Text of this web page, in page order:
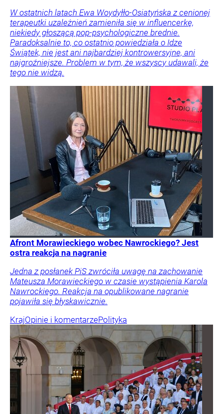
W ostatnich latach Ewa Woydyłło-Osiatyńska z cenionej
terapeutki uzależnień zamieniła się w influencerkę,
niekiedy głoszącą pop-psychologiczne brednie.
Paradoksalnie to, co ostatnio powiedziała o Idze
Świątek, nie jest ani najbardziej kontrowersyjne, ani
najgroźniejsze. Problem w tym, że wszyscy udawali, że
tego nie widzą.
Afront Morawieckiego wobec Nawrockiego? Jest
ostra reakcja na nagranie
Jedna z posłanek PiS zwróciła uwagę na zachowanie
Mateusza Morawieckiego w czasie wystąpienia Karola
Nawrockiego. Reakcja na opublikowane nagranie
pojawiła się błyskawicznie.
KrajOpinie i komentarzePolityka